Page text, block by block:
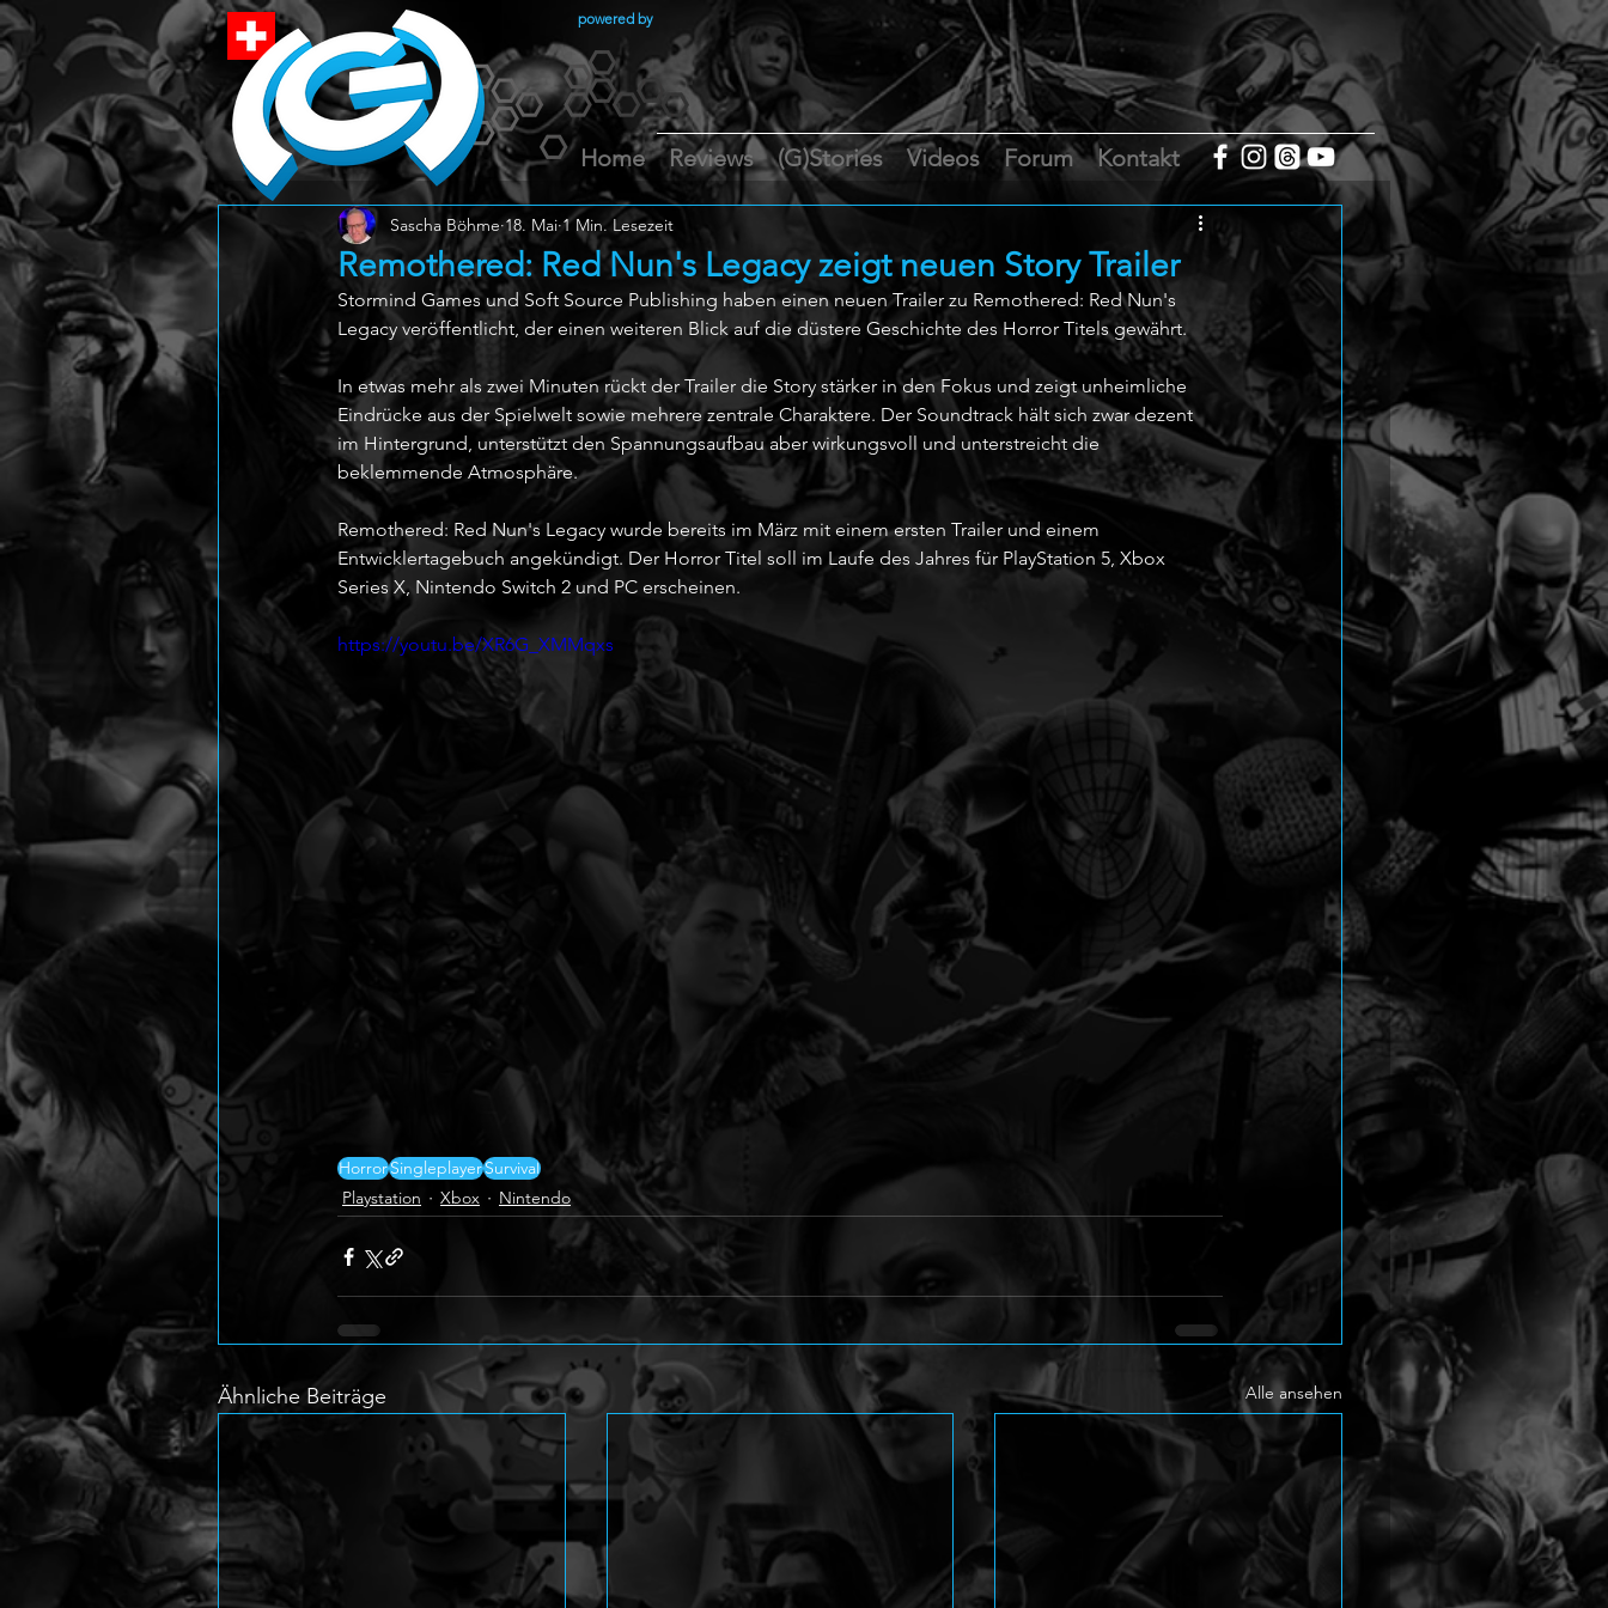
powered by
Home Reviews (G)Stories Videos Forum Kontakt
Remothered: Red Nun's Legacy zeigt neuen Story Trailer
Sascha Böhme 18. Mai 1 Min. Lesezeit
Stormind Games und Soft Source Publishing haben einen neuen Trailer zu Remothered: Red Nun's
Legacy veröffentlicht, der einen weiteren Blick auf die düstere Geschichte des Horror Titels gewährt.
In etwas mehr als zwei Minuten rückt der Trailer die Story stärker in den Fokus und zeigt unheimliche
Eindrücke aus der Spielwelt sowie mehrere zentrale Charaktere. Der Soundtrack hält sich zwar dezent
im Hintergrund, unterstützt den Spannungsaufbau aber wirkungsvoll und unterstreicht die
beklemmende Atmosphäre.
Remothered: Red Nun's Legacy wurde bereits im März mit einem ersten Trailer und einem
Entwicklertagebuch angekündigt. Der Horror Titel soll im Laufe des Jahres für PlayStation 5, Xbox
Series X, Nintendo Switch 2 und PC erscheinen.
https://youtu.be/XR6G_XMMqxs
HorrorSingleplayerSurvival
Playstation
Xbox Nintendo
Ähnliche Beiträge Alle ansehen